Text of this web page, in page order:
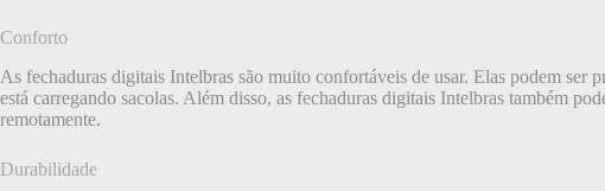
Conforto
As fechaduras digitais Intelbras são muito confortáveis de usar. Elas podem ser
está carregando sacolas. Além disso, as fechaduras digitais Intelbras também
remotamente.
Durabilidade